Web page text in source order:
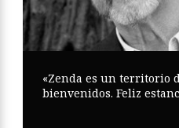
«Zenda es un territorio
bienvenidos. Feliz